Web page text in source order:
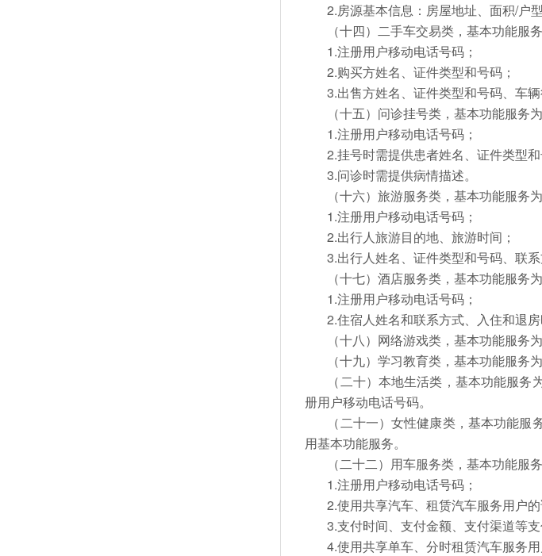
2.房源基本信息：房屋地址、面积/户
（十四）二手车交易类，基本功能服
1.注册用户移动电话号码；
2.购买方姓名、证件类型和号码；
3.出售方姓名、证件类型和号码、车
（十五）问诊挂号类，基本功能服务
1.注册用户移动电话号码；
2.挂号时需提供患者姓名、证件类型
3.问诊时需提供病情描述。
（十六）旅游服务类，基本功能服务
1.注册用户移动电话号码；
2.出行人旅游目的地、旅游时间；
3.出行人姓名、证件类型和号码、联系
（十七）酒店服务类，基本功能服务
1.注册用户移动电话号码；
2.住宿人姓名和联系方式、入住和退房
（十八）网络游戏类，基本功能服务
（十九）学习教育类，基本功能服务
（二十）本地生活类，基本功能服
册用户移动电话号码。
（二十一）女性健康类，基本功能
用基本功能服务。
（二十二）用车服务类，基本功能服
1.注册用户移动电话号码；
2.使用共享汽车、租赁汽车服务用户
3.支付时间、支付金额、支付渠道等支
4.使用共享单车、分时租赁汽车服务用